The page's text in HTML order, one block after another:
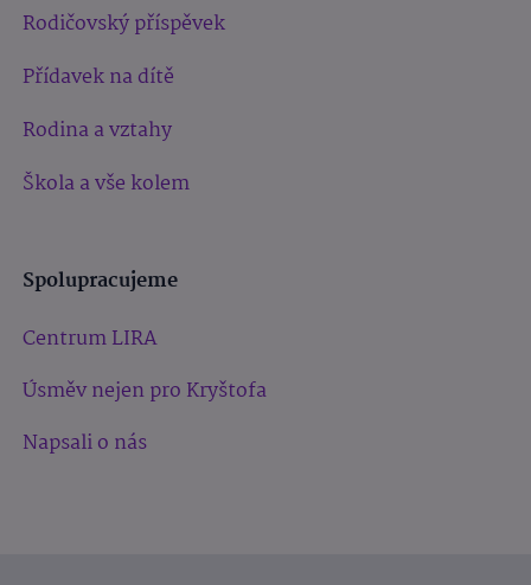
Rodičovský příspěvek
Přídavek na dítě
Rodina a vztahy
Škola a vše kolem
Spolupracujeme
Centrum LIRA
Úsměv nejen pro Kryštofa
Napsali o nás